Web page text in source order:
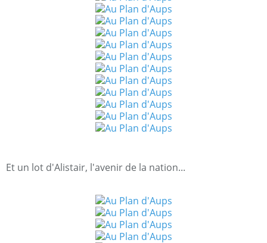
Et un lot d'Alistair, l'avenir de la nation...